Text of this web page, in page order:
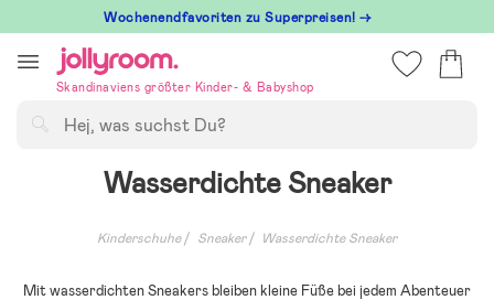
till
innehållet
Wochenendfavoriten zu Superpreisen! →
Skandinaviens größter Kinder- & Babyshop
Wasserdichte Sneaker
Kinderschuhe Sneaker Wasserdichte Sneaker
Mit wasserdichten Sneakers bleiben kleine Füße bei jedem Abenteuer